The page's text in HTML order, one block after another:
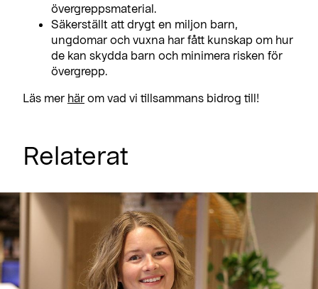
övergreppsmaterial.
Säkerställt att drygt en miljon barn,
ungdomar och vuxna har fått kunskap om hur
de kan skydda barn och minimera risken för
övergrepp.
Läs mer här om vad vi tillsammans bidrog till!
Relaterat